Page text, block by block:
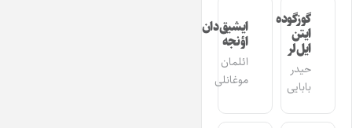
گوزگوده
ایتن
ایل‌لر
حیدر
بابایی
ایشیق‌دان
اؤنجه
ائلمان
موغانلی